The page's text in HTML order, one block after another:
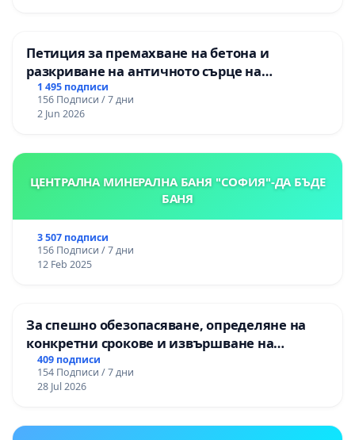
Петиция за премахване на бетона и
разкриване на античното сърце на
Могиланската могила във Враца
1 495 подписи
156 Подписи / 7 дни
2 Jun 2026
ЦЕНТРАЛНА МИНЕРАЛНА БАНЯ "СОФИЯ"-ДА БЪДЕ
БАНЯ
3 507 подписи
156 Подписи / 7 дни
12 Feb 2025
За спешно обезопасяване, определяне на
конкретни срокове и извършване на
цялостна рехабилитация на
републиканския път между пътен възел АМ
„Тракия“ - гр. Ихтиман - с. Мирово - к.к.
409 подписи
154 Подписи / 7 дни
28 Jul 2026